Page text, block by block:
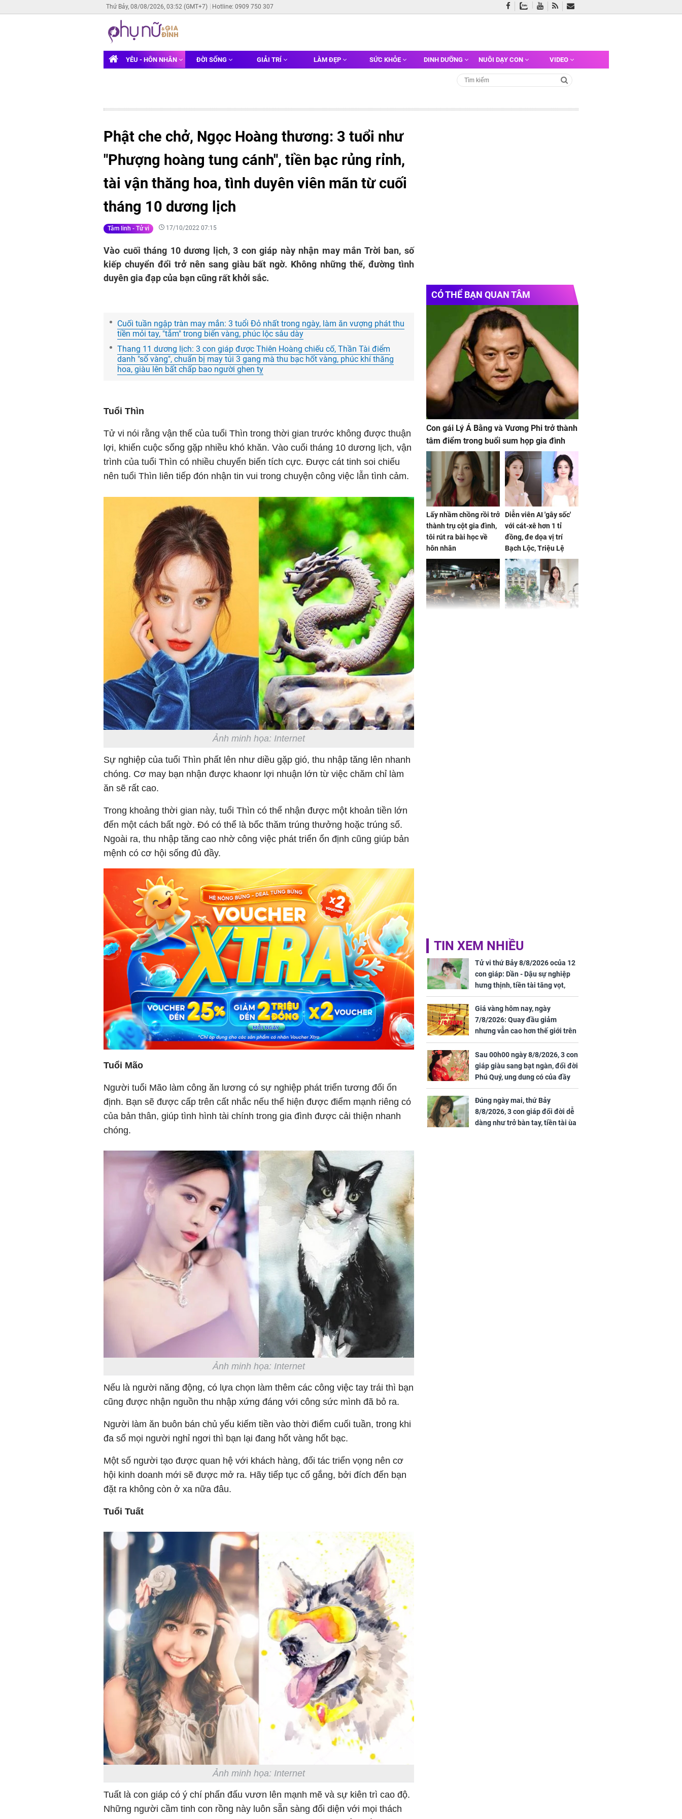
Thứ Bảy, 08/08/2026, 03:52 (GMT+7) Hotline: 0909 750 307
YÊU - HÔN NHÂN ĐỜI SỐNG GIẢI TRÍ LÀM ĐẸP SỨC KHỎE DINH DƯỠNG NUÔI DẠY CON VIDEO
Phật che chở, Ngọc Hoàng thương: 3 tuổi như
"Phượng hoàng tung cánh", tiền bạc rủng rỉnh,
tài vận thăng hoa, tình duyên viên mãn từ cuối
tháng 10 dương lịch
Tâm linh - Tử vi 17/10/2022 07:15
Vào cuối tháng 10 dương lịch, 3 con giáp này nhận may mắn Trời ban, số
kiếp chuyển đổi trở nên sang giàu bất ngờ. Không những thế, đường tình
duyên gia đạp của bạn cũng rất khởi sắc.
Cuối tuần ngập tràn may mắn: 3 tuổi Đỏ nhất trong ngày, làm ăn vượng phát thu
tiền mỏi tay, "tắm" trong biển vàng, phúc lộc sâu dày
Thang 11 dương lịch: 3 con giáp được Thiên Hoàng chiếu cố, Thần Tài điểm
danh "sổ vàng", chuẩn bị may túi 3 gang mà thu bạc hốt vàng, phúc khí thăng
hoa, giàu lên bất chấp bao người ghen tỵ
Tuổi Thìn
Tử vi nói rằng vận thế của tuổi Thìn trong thời gian trước không được thuận
lợi, khiến cuộc sống gặp nhiều khó khăn. Vào cuối tháng 10 dương lịch, vận
trình của tuổi Thìn có nhiều chuyển biến tích cực. Được cát tinh soi chiếu
nên tuổi Thìn liên tiếp đón nhận tin vui trong chuyện công việc lẫn tình cảm.
Ảnh minh họa: Internet
Sự nghiệp của tuổi Thìn phất lên như diều gặp gió, thu nhập tăng lên nhanh
chóng. Cơ may bạn nhận được khaonr lợi nhuận lớn từ việc chăm chỉ làm
ăn sẽ rất cao.
Trong khoảng thời gian này, tuổi Thìn có thể nhận được một khoản tiền lớn
đến một cách bất ngờ. Đó có thể là bốc thăm trúng thưởng hoặc trúng số.
Ngoài ra, thu nhập tăng cao nhờ công việc phát triển ổn định cũng giúp bản
mệnh có cơ hội sống đủ đầy.
Tuổi Mão
Người tuổi Mão làm công ăn lương có sự nghiệp phát triển tương đối ổn
định. Bạn sẽ được cấp trên cất nhắc nếu thể hiện được điểm mạnh riêng có
của bản thân, giúp tình hình tài chính trong gia đình được cải thiện nhanh
chóng.
Ảnh minh họa: Internet
Nếu là người năng động, có lựa chọn làm thêm các công việc tay trái thì bạn
cũng được nhận nguồn thu nhập xứng đáng với công sức mình đã bỏ ra.
Người làm ăn buôn bán chủ yếu kiếm tiền vào thời điểm cuối tuần, trong khi
đa số mọi người nghỉ ngơi thì bạn lại đang hốt vàng hốt bạc.
Một số người tạo được quan hệ với khách hàng, đối tác triển vọng nên cơ
hội kinh doanh mới sẽ được mở ra. Hãy tiếp tục cố gắng, bởi đích đến bạn
đặt ra không còn ở xa nữa đâu.
Tuổi Tuất
Ảnh minh họa: Internet
Tuất là con giáp có ý chí phấn đấu vươn lên mạnh mẽ và sự kiên trì cao độ.
Những người cầm tinh con rồng này luôn sẵn sàng đối diện với mọi thách
CÓ THỂ BẠN QUAN TÂM
Con gái Lý Á Bằng và Vương Phi trở thành
tâm điểm trong buổi sum họp gia đình
Lấy nhầm chồng rồi trở
thành trụ cột gia đình,
tôi rút ra bài học về
hôn nhân
Diễn viên AI 'gây sốc'
với cát-xê hơn 1 tỉ
đồng, đe dọa vị trí
Bạch Lộc, Triệu Lệ
Dĩnh
TIN XEM NHIỀU
Tử vi thứ Bảy 8/8/2026 ocủa 12
con giáp: Dần - Dậu sự nghiệp
hưng thịnh, tiền tài tăng vọt,
Mão - Thân công việc bất trắc,
tiền mất tật mang
Giá vàng hôm nay, ngày
7/8/2026: Quay đầu giảm
nhưng vẫn cao hơn thế giới trên
7 triệu đồng
Sau 00h00 ngày 8/8/2026, 3 con
giáp giàu sang bạt ngàn, đổi đời
Phú Quý, ung dung có của đầy
nhà, ngày càng hưng thịnh sung
túc
Đúng ngày mai, thứ Bảy
8/8/2026, 3 con giáp đổi đời dễ
dàng như trở bàn tay, tiền tài ùa